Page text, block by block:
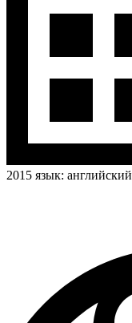
2015 язык: английский